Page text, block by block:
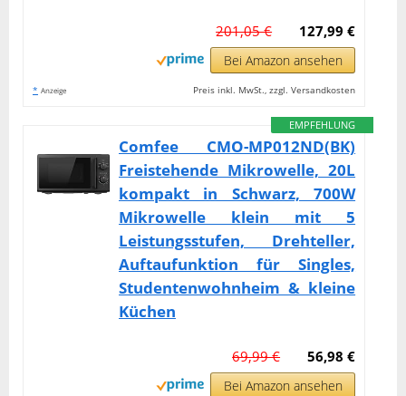
127,99 €
201,05 €
Bei Amazon ansehen
* Anzeige Preis inkl. MwSt., zzgl. Versandkosten
EMPFEHLUNG
Comfee CMO-MP012ND(BK)
Freistehende Mikrowelle, 20L
kompakt in Schwarz, 700W
Mikrowelle klein mit 5
Leistungsstufen, Drehteller,
Auftaufunktion für Singles,
Studentenwohnheim & kleine
Küchen
56,98 €
69,99 €
Bei Amazon ansehen